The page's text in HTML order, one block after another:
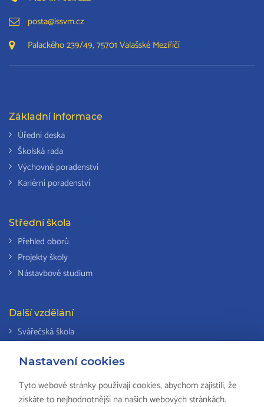
Nastavení cookies
Tyto webové stránky používají cookies, abychom zajistili, že
získáte to nejhodnotnější na našich webových stránkách.
posta@issvm.cz
Palackého 239/49, 75701 Valašské Meziříčí
Základní informace
Úřední deska
Školská rada
Výchovné poradenství
Kariérní poradenství
Střední škola
Přehled oborů
Projekty školy
Nástavbové studium
Další vzdělání
Svářečská škola
Národní soustava kvalifikací